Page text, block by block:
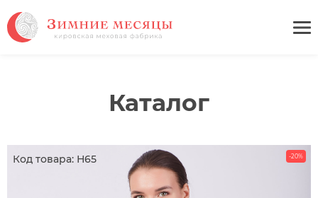
Каталог
Код товара: Н65 -20%